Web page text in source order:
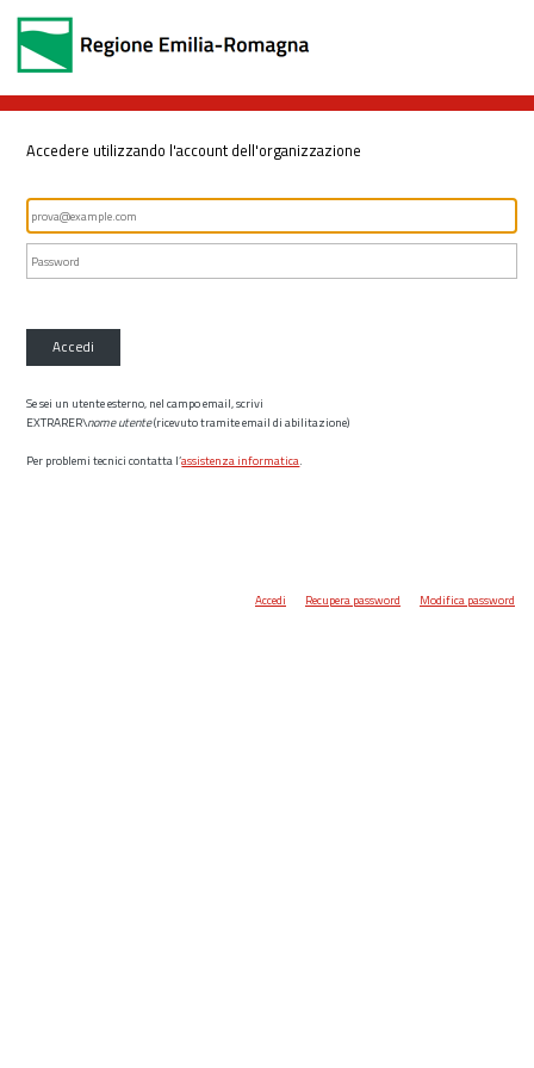
Accedere utilizzando l'account dell'organizzazione
Accedi
Se sei un utente esterno, nel campo email, scrivi
EXTRARER\nome utente(ricevuto tramite email di abilitazione)
Per problemi tecnici contatta l’assistenza informatica.
Accedi Recupera password Modifica password